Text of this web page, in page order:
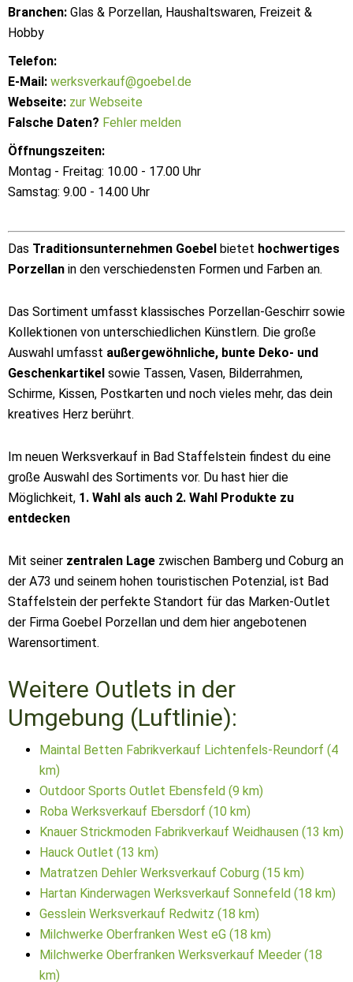
Branchen: Glas & Porzellan, Haushaltswaren, Freizeit &
Hobby
Telefon:
E-Mail: werksverkauf@goebel.de
Webseite: zur Webseite
Falsche Daten? Fehler melden
Öffnungszeiten:
Montag - Freitag: 10.00 - 17.00 Uhr
Samstag: 9.00 - 14.00 Uhr
Das Traditionsunternehmen Goebel bietet hochwertiges
Porzellan in den verschiedensten Formen und Farben an.
Das Sortiment umfasst klassisches Porzellan-Geschirr sowie
Kollektionen von unterschiedlichen Künstlern. Die große
Auswahl umfasst außergewöhnliche, bunte Deko- und
Geschenkartikel sowie Tassen, Vasen, Bilderrahmen,
Schirme, Kissen, Postkarten und noch vieles mehr, das dein
kreatives Herz berührt.
Im neuen Werksverkauf in Bad Staffelstein findest du eine
große Auswahl des Sortiments vor. Du hast hier die
Möglichkeit, 1. Wahl als auch 2. Wahl Produkte zu
entdecken
Mit seiner zentralen Lage zwischen Bamberg und Coburg an
der A73 und seinem hohen touristischen Potenzial, ist Bad
Staffelstein der perfekte Standort für das Marken-Outlet
der Firma Goebel Porzellan und dem hier angebotenen
Warensortiment.
Weitere Outlets in der
Umgebung (Luftlinie):
Maintal Betten Fabrikverkauf Lichtenfels-Reundorf (4
km)
Outdoor Sports Outlet Ebensfeld (9 km)
Roba Werksverkauf Ebersdorf (10 km)
Knauer Strickmoden Fabrikverkauf Weidhausen (13 km)
Hauck Outlet (13 km)
Matratzen Dehler Werksverkauf Coburg (15 km)
Hartan Kinderwagen Werksverkauf Sonnefeld (18 km)
Gesslein Werksverkauf Redwitz (18 km)
Milchwerke Oberfranken West eG (18 km)
Milchwerke Oberfranken Werksverkauf Meeder (18
km)